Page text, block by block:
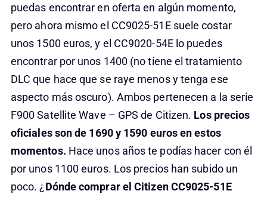
puedas encontrar en oferta en algún momento,
pero ahora mismo el CC9025-51E suele costar
unos 1500 euros, y el CC9020-54E lo puedes
encontrar por unos 1400 (no tiene el tratamiento
DLC que hace que se raye menos y tenga ese
aspecto más oscuro). Ambos pertenecen a la serie
F900 Satellite Wave – GPS de Citizen. Los precios
oficiales son de 1690 y 1590 euros en estos
momentos. Hace unos años te podías hacer con él
por unos 1100 euros. Los precios han subido un
poco. ¿ Dónde comprar el Citizen CC9025-51E